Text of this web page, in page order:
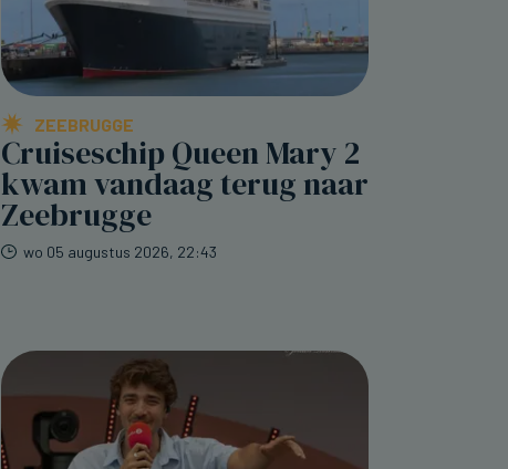
ZEEBRUGGE
Cruiseschip Queen Mary 2
kwam vandaag terug naar
Zeebrugge
wo 05 augustus 2026, 22:43